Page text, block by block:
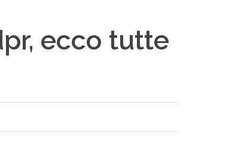
ecco tutte